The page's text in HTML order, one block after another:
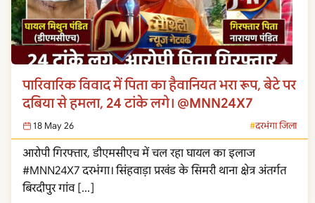
पारिवारिक विवाद में पिता का हैवानियत भरा रूप, बेटे पर
दबिया से हमला, 24 टांके लगे। @MNN24X7
18 May 26 दरभंगा जिला
आरोपी गिरफ्तार, डीएमसीएच में चल रहा घायल का इलाज
#MNN24X7 दरभंगा। सिंहवाड़ा प्रखंड के सिमरी थाना क्षेत्र अंतर्गत
बिरदीपुर गांव […]